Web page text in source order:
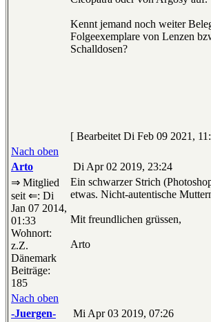
Kennt jemand noch weiter
Folgeexemplare von Lenzen
Schalldosen?
[ Bearbeitet Di Feb 09 2021,
Nach oben
Arto
Di Apr 02 2019, 23:24
⇒ Mitglied
seit ⇐: Di
Jan 07 2014,
01:33
Wohnort:
z.Z.
Dänemark
Beiträge:
185
Ein schwarzer Strich
etwas. Nicht-autentische
Mit freundlichen grüssen,
Arto
Nach oben
-Juergen-
Mi Apr 03 2019, 07:26